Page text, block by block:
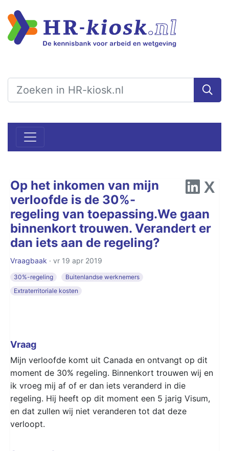
Op het inkomen van mijn
verloofde is de 30%-
regeling van toepassing.We gaan
binnenkort trouwen. Verandert er
dan iets aan de regeling?
Vraagbaak · vr 19 apr 2019
30%-regeling
Buitenlandse werknemers
Extraterritoriale kosten
Vraag
Mijn verloofde komt uit Canada en ontvangt op dit
moment de 30% regeling. Binnenkort trouwen wij en
ik vroeg mij af of er dan iets veranderd in die
regeling. Hij heeft op dit moment een 5 jarig Visum,
en dat zullen wij niet veranderen tot dat deze
verloopt.